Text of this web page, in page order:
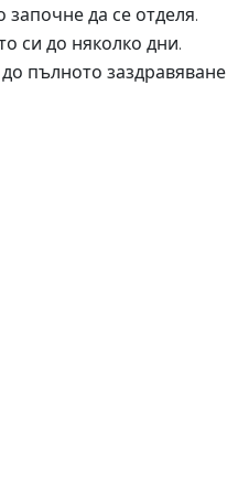
започне да се отделя.
си до няколко дни.
пълното заздравяване